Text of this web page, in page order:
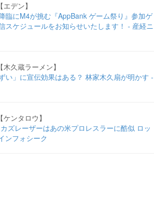
デン】
臨にM4が挑む『AppBank ゲーム祭り』参加ゲ
スケジュールをお知らせいたします！ - 産経ニ
久蔵ラーメン】
い」に宣伝効果はある？ 林家木久扇が明かす -
ンタロウ】
ズレーザーはあの米プロレスラーに酷似 ロッ
ンフォシーク